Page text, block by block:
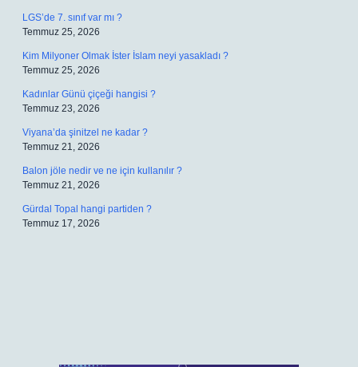
LGS’de 7. sınıf var mı ?
Temmuz 25, 2026
Kim Milyoner Olmak İster İslam neyi yasakladı ?
Temmuz 25, 2026
Kadınlar Günü çiçeği hangisi ?
Temmuz 23, 2026
Viyana’da şinitzel ne kadar ?
Temmuz 21, 2026
Balon jöle nedir ve ne için kullanılır ?
Temmuz 21, 2026
Gürdal Topal hangi partiden ?
Temmuz 17, 2026